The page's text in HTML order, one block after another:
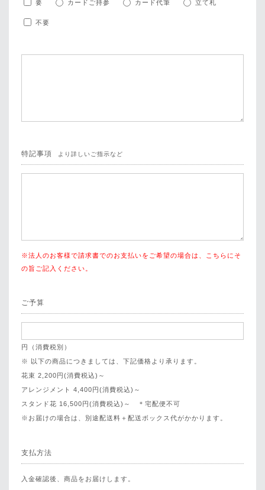
要 カードご持参 カード代筆 立て札
不要
特記事項 より詳しい ご指示など
※法人のお客様で請求書でのお支払いをご希望の場合は、こちらにそ
の旨ご記入ください。
ご予算
円（消費税別）
※ 以下の商品につきましては、下記価格より承ります。
花束 2,200円(消費税込)～
アレンジメント 4,400円(消費税込)～
スタンド花 16,500円(消費税込)～ ＊宅配便不可
※お届けの場合は、別途配送料＋配送ボックス代がかかります。
支払方法
入金確認後、商品をお届けします。